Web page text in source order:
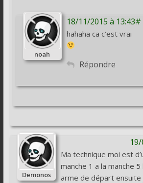
18/11/2015 à 13:43#
noah
hahaha ca c’est vrai
Répondre
Demonos
Ma technique moi est
manche 1 a la manche
arme de départ